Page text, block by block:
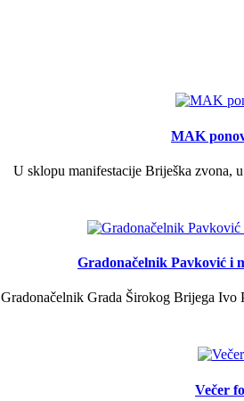
MAK
U sklopu manifestacije Briješka zvona,
Gradonačelnik Pavković i
Gradonačelnik Grada Širokog Brijega Ivo
Večer